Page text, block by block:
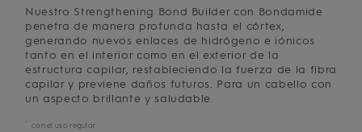
Nuestro Strengthening Bond Builder con Bondamide
penetra de manera profunda hasta el córtex,
generando nuevos enlaces de hidrógeno e iónicos
tanto en el interior como en el exterior de la
estructura capilar, restableciendo la fuerza de la fibra
capilar y previene daños futuros. Para un cabello con
un aspecto brillante y saludable.
*
con el uso regular